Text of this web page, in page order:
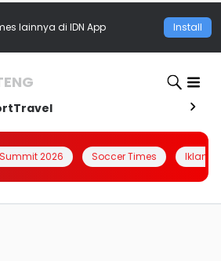
lainnya di IDN App Install
Travel
2026 Soccer Times Iklanin